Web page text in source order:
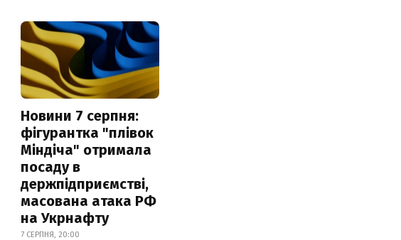
Новини 7 серпня:
фігурантка "плівок
Міндіча" отримала
посаду в
держпідприємстві,
масована атака РФ
на Укрнафту
7 СЕРПНЯ, 20:00